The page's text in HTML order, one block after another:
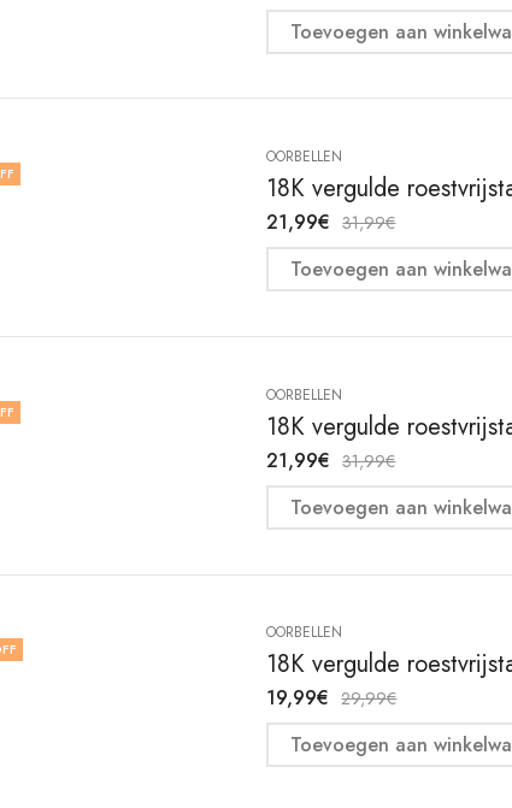
Toevoegen aan
OORBELLEN
18K vergulde
21,99€ 31,99€
Toevoegen aan
OORBELLEN
18K vergulde
21,99€ 31,99€
Toevoegen aan
OORBELLEN
18K vergulde
19,99€ 29,99€
Toevoegen aan